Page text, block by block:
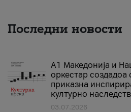
Последни новости
А1 Македонија и
оркестар
приказна
културно
03.07.2026